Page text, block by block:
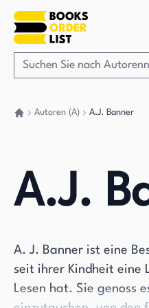
Autoren (A) A.J. Banner
A.J.
A. J. Banner ist eine
seit ihrer Kindheit eine
Lesen hat. Sie genoss